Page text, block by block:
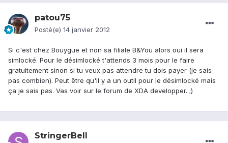
patou75
Posté(e) 14 janvier 2012
Si c'est chez Bouygue et non sa filiale B&You alors oui il sera
simlocké. Pour le désimlocké t'attends 3 mois pour le faire
gratuitement sinon si tu veux pas attendre tu dois payer (je sais
pas combien). Peut être qu'il y a un outil pour le désimlocké mais
ça je sais pas. Vas voir sur le forum de XDA developper. ;)
StringerBell